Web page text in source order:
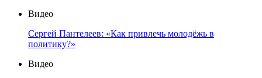
Видео
Сергей Пантелеев: «Как привлечь молодёжь в
политику?»
Видео